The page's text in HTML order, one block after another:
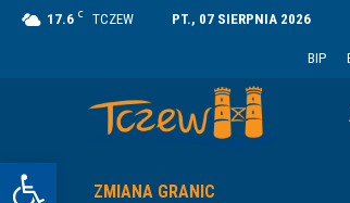
Otwórz pasek narzędzi
17.6 C TCZEW PT., 07 SIERPNIA 2026
BIP
ZMIANA GRANIC